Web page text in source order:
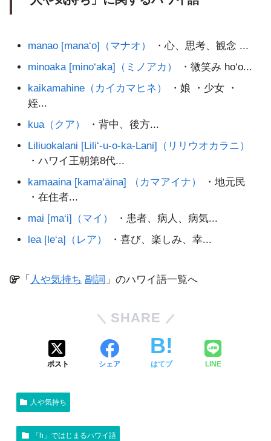
manao [mana‘o]（マナオ）
・心、思考、観念 ...
minoaka [mino‘aka]（ミノアカ）
・微笑み ho‘o...
kaikamahine（カイカマヒネ）
・娘 ・少女 ・
姪...
kua（クア）
・背中、後方...
Liliuokalani [Lili‘-u-o-ka-Lani]（リリウオカラニ）
・ハワイ王朝第8代...
kamaaina [kama‘āina] （カマアイナ）
・地元民
・在住者...
mai [ma‘i]（マイ）
・患者、病人、病気...
lea [le‘a]（レア）
・喜び、楽しみ、幸...
「 人や気持ち 副詞 」のハワイ語一覧へ
SHARE
ポスト シェア はてブ LINE
人や気持ち
「h」ではじまるハワイ語